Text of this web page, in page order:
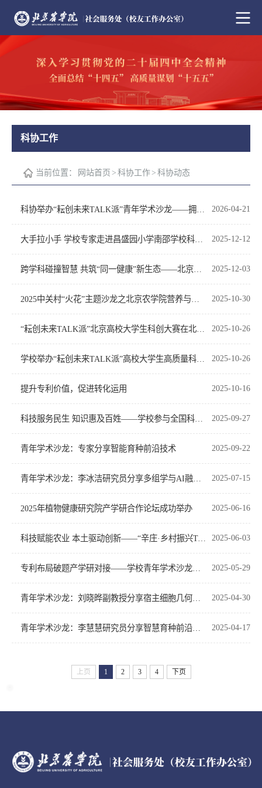
科协工作
当前位置： 网站首页 > 科协工作> 科协动态
2026-04-21
2025-12-12
2025-12-03
2025-10-30
2025-10-26
2025-10-26
2025-10-16
提升专利价值，促进转化运用
2025-09-27
2025-09-22
青年学术沙龙：专家分享智能育种前沿技术
2025-07-15
2025-06-16
2025年植物健康研究院产学研合作论坛成功举办
2025-06-03
科技赋能农业 本土驱动创新——“辛庄·乡村振兴TALK派”活动成功举办
2025-05-29
2025-04-30
2025-04-17
上页 1 2 3 4 下页